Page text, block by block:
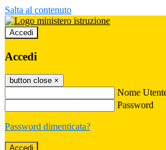
Salta al contenuto
Accedi
Accedi
button close ×
Nome
Password
Password dimenticata?